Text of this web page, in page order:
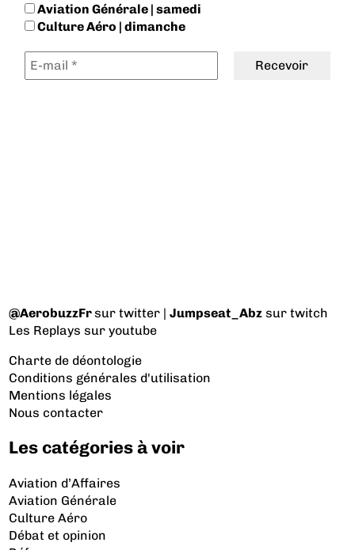
Aviation Générale | samedi
Culture Aéro | dimanche
@AerobuzzFrsur twitter |Jumpseat_Abz sur twitch
Les Replays sur youtube
Charte de déontologie
Conditions générales d'utilisation
Mentions légales
Nous contacter
Les catégories à voir
Aviation d’Affaires
Aviation Générale
Culture Aéro
Débat et opinion